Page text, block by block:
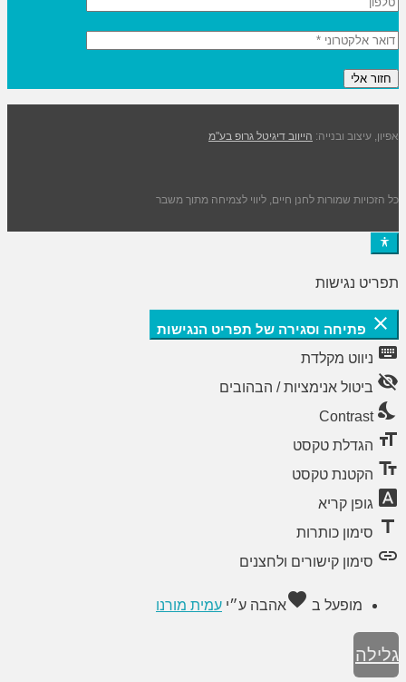
אפיון, עיצוב ובנייה: הייווב דיגיטל גרופ בע"מ
כל הזכויות שמורות לחנן חיים, ליווי לצמיחה מתוך משבר
תפריט נגישות
close פתיחה וסגירה של תפריט הנגישות
keyboard ניווט מקלדת
visibility_off ביטול אנימציות / הבהובים
nights_stay
Contrast
format_size הגדלת טקסט
text_fields הקטנת טקסט
font_download גופן קריא
title סימון כותרות
link סימון קישורים ולחצנים
מופעל ב favoriteאהבה ע״י עמית מורנו
גלילה